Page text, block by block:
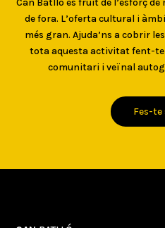
Can Batlló és fruit de l’esforç
de fora. L’oferta cultural i
més gran. Ajuda’ns a cobrir
tota aquesta activitat fent-te
comunitari i veïnal
Fes-te